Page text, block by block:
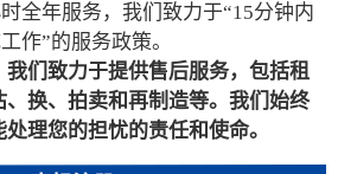
全年服务，我们致力于“15分钟内
作”的服务政策。
我们致力于提供售后服务，包括租
、换、拍卖和再制造等。我们始终
理您的担忧的责任和使命。